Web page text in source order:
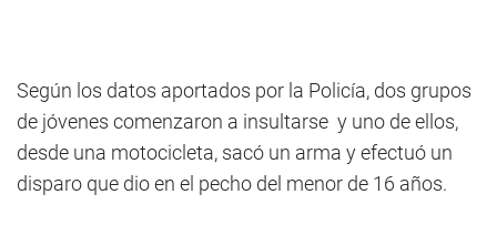
Según los datos aportados por la Policía, dos grupos
de jóvenes comenzaron a insultarse y uno de ellos,
desde una motocicleta, sacó un arma y efectuó un
disparo que dio en el pecho del menor de 16 años.